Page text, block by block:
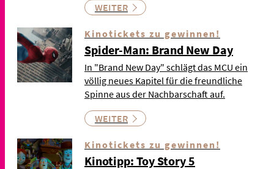
WEITER
Kinotickets zu gewinnen!
Spider-Man: Brand New Day
In "Brand New Day" schlägt das MCU ein
völlig neues Kapitel für die freundliche
Spinne aus der Nachbarschaft auf.
WEITER
Kinotickets zu gewinnen!
Kinotipp: Toy Story 5